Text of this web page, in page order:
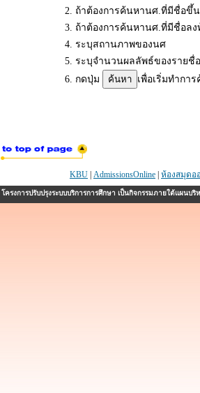
2. ถ้าต้องการค้นหานศ.ที่มีชื่อขึ้
3. ถ้าต้องการค้นหานศ.ที่มีชื่อลง
4. ระบุสถานภาพของนศ
5. ระบุจำนวนผลลัพธ์ของรายชื่
6. กดปุ่ม
เพื่อเริ่มทำกา
KBU AdmissionsOnline ห้องสมุดอ
โครงการปรับปรุงระบบบริการการศึกษา เป็นกิจกรรมภายใต้แผน